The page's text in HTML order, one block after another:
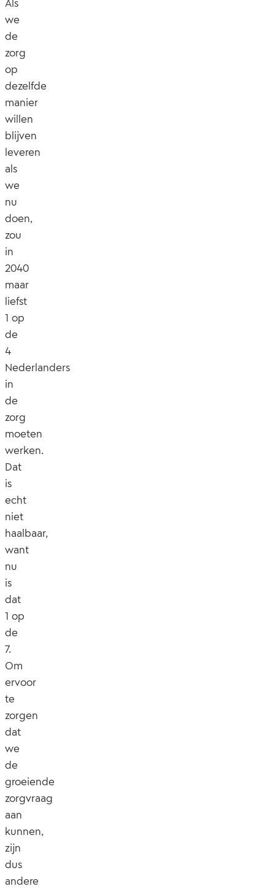
Als
we
de
zorg
op
dezelfde
manier
willen
blijven
leveren
als
we
nu
doen,
zou
in
2040
maar
liefst
1 op
de
4
Nederlanders
in
de
zorg
moeten
werken.
Dat
is
echt
niet
haalbaar,
want
nu
is
dat
1 op
de
7.
Om
ervoor
te
zorgen
dat
we
de
groeiende
zorgvraag
aan
kunnen,
zijn
dus
andere